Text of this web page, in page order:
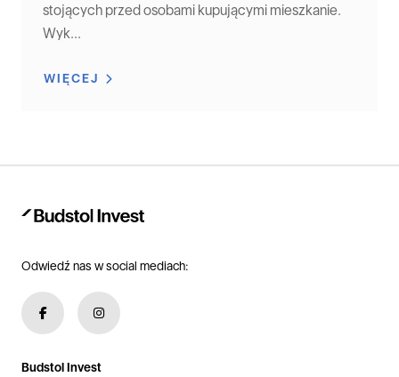
stojących przed osobami kupującymi mieszkanie.
Wyk...
WIĘCEJ
Odwiedź nas w social mediach:
Budstol Invest